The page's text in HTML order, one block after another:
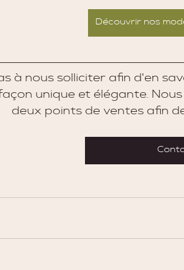
Découvrir nos
à nous solliciter afin d'en
unique et élégante.
deux points de ventes afin